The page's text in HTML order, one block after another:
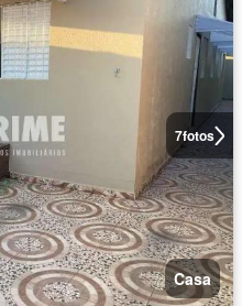
7fotos
Casa